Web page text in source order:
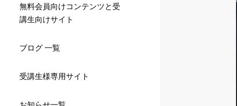
無料会員向けコンテンツと受
講生向けサイト
ブログ 一覧
受講生様専用サイト